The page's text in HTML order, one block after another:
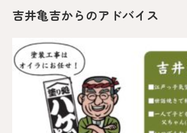
吉井亀吉からのアドバイス